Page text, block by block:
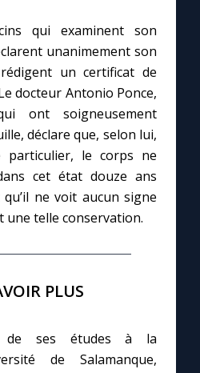
qui examinent son
unanimement son
un certificat de
docteur Antonio Ponce,
ont soigneusement
déclare que, selon lui,
particulier, le corps ne
cet état douze ans
ne voit aucun signe
une telle conservation.
PLUS
de ses études à la
de Salamanque,